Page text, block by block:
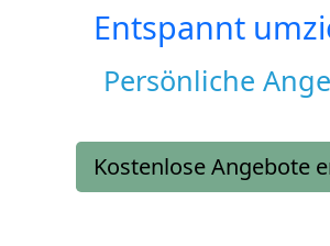
Entspannt
Persönliche
Kostenlose Angebote